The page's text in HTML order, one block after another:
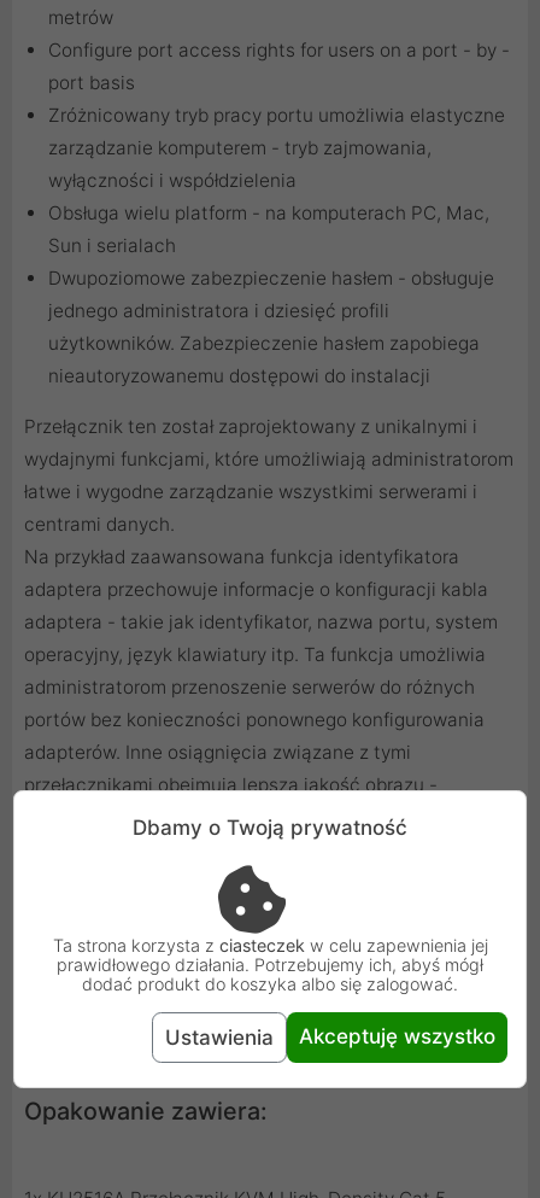
metrów
Configure port access rights for users on a port - by -
port basis
Zróżnicowany tryb pracy portu umożliwia elastyczne
zarządzanie komputerem - tryb zajmowania,
wyłączności i współdzielenia
Obsługa wielu platform - na komputerach PC, Mac,
Sun i serialach
Dwupoziomowe zabezpieczenie hasłem - obsługuje
jednego administratora i dziesięć profili
użytkowników. Zabezpieczenie hasłem zapobiega
nieautoryzowanemu dostępowi do instalacji
Przełącznik ten został zaprojektowany z unikalnymi i
wydajnymi funkcjami, które umożliwiają administratorom
łatwe i wygodne zarządzanie wszystkimi serwerami i
centrami danych.
Na przykład zaawansowana funkcja identyfikatora
adaptera przechowuje informacje o konfiguracji kabla
adaptera - takie jak identyfikator, nazwa portu, system
operacyjny, język klawiatury itp. Ta funkcja umożliwia
administratorom przenoszenie serwerów do różnych
portów bez konieczności ponownego konfigurowania
adapterów. Inne osiągnięcia związane z tymi
przełącznikami obejmują lepszą jakość obrazu -
zwiększenie odległości do serwerów do 50 m przy
Instalacja KH2516A stanowi jedno z najlepszych i
najbardziej ekonomicznych rozwiązań ATEN na rynku
SMB. Nie ma lepszego sposobu na zaoszczędzenie
czasu, przestrzeni i pieniędzy niż na przełączniku KVM
Opakowanie zawiera:
Dbamy o Twoją prywatność
Ta strona korzysta z ciasteczek w celu zapewnienia jej
prawidłowego działania. Potrzebujemy ich, abyś mógł
dodać produkt do koszyka albo się zalogować.
Ustawienia Akceptuję wszystko